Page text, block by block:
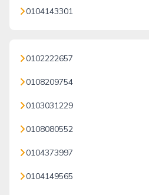
0104143301
0102222657
0108209754
0103031229
0108080552
0104373997
0104149565